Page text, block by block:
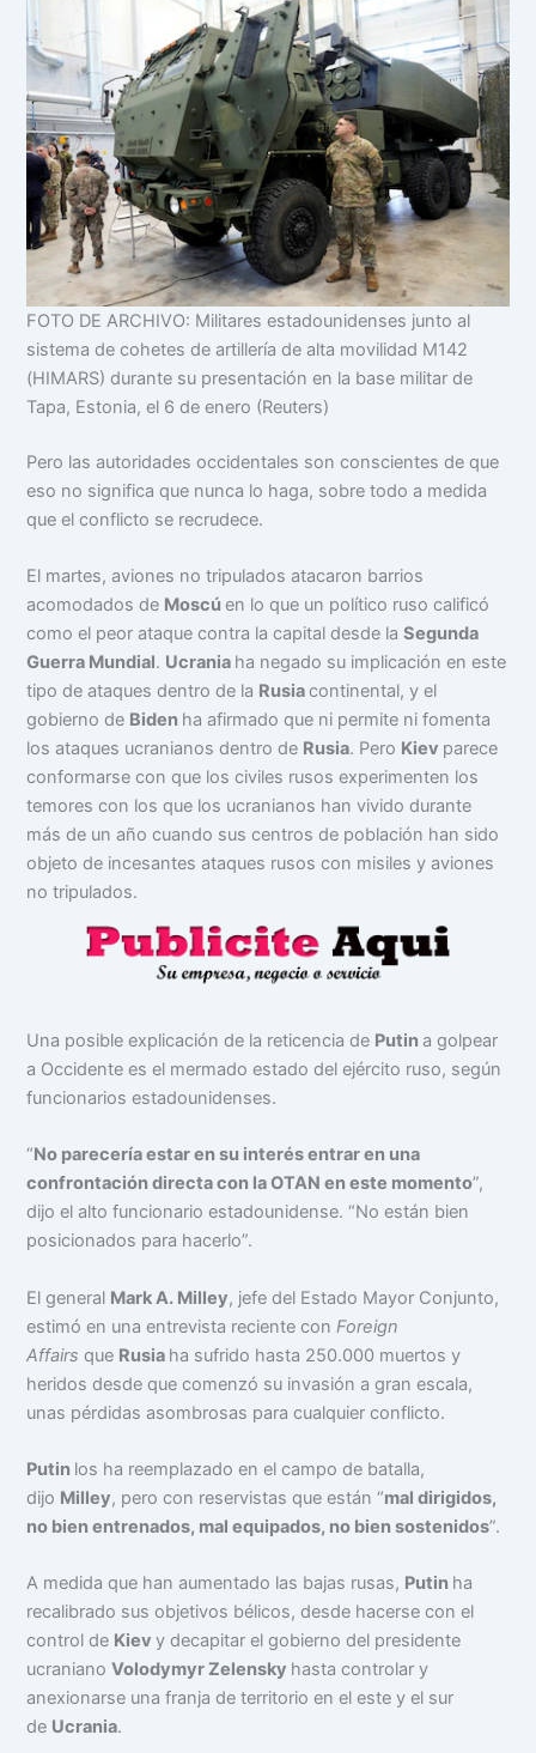
FOTO DE ARCHIVO: Militares estadounidenses junto al
sistema de cohetes de artillería de alta movilidad M142
(HIMARS) durante su presentación en la base militar de
Tapa, Estonia, el 6 de enero (Reuters)
Pero las autoridades occidentales son conscientes de que
eso no significa que nunca lo haga, sobre todo a medida
que el conflicto se recrudece.
El martes, aviones no tripulados atacaron barrios
acomodados de Moscú en lo que un político ruso calificó
como el peor ataque contra la capital desde laSegunda
Guerra Mundial. Ucrania ha negado su implicación en este
tipo de ataques dentro de la Rusia continental, y el
gobierno de Biden ha afirmado que ni permite ni fomenta
los ataques ucranianos dentro de Rusia. Pero Kiev parece
conformarse con que los civiles rusos experimenten los
temores con los que los ucranianos han vivido durante
más de un año cuando sus centros de población han sido
objeto de incesantes ataques rusos con misiles y aviones
no tripulados.
Una posible explicación de la reticencia de Putin a golpear
a Occidente es el mermado estado del ejército ruso, según
funcionarios estadounidenses.
“No parecería estar en su interés entrar en una
confrontación directa con la OTAN en este momento”,
dijo el alto funcionario estadounidense. “No están bien
posicionados para hacerlo”.
El general Mark A. Milley, jefe del Estado Mayor Conjunto,
estimó en una entrevista reciente conForeign
Affairs que Rusia ha sufrido hasta 250.000 muertos y
heridos desde que comenzó su invasión a gran escala,
unas pérdidas asombrosas para cualquier conflicto.
Putin los ha reemplazado en el campo de batalla,
dijo Milley, pero con reservistas que están “mal dirigidos,
no bien entrenados, mal equipados, no bien sostenidos”.
A medida que han aumentado las bajas rusas, Putin ha
recalibrado sus objetivos bélicos, desde hacerse con el
control de Kievy decapitar el gobierno del presidente
ucranianoVolodymyr Zelensky hasta controlar y
anexionarse una franja de territorio en el este y el sur
de Ucrania.